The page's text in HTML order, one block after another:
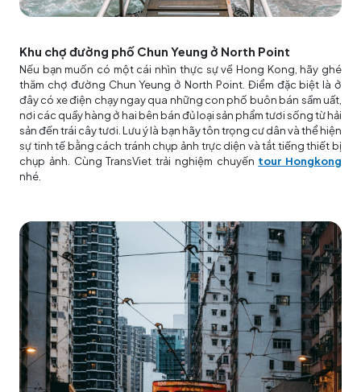
Khu chợ đường phố Chun Yeung ở North Point
Nếu bạn muốn có một cái nhìn thực sự về Hong Kong, hãy ghé
thăm chợ đường Chun Yeung ở North Point. Điểm đặc biệt là ở
đây có xe điện chạy ngay qua những con phố buôn bán sầm uất,
nơi các quầy hàng ở hai bên bán đủ loại sản phẩm tươi sống từ hải
sản đến trái cây tươi. Lưu ý là bạn hãy tôn trọng cư dân và thể hiện
sự tinh tế bằng cách tránh chụp ảnh trực diện và tắt tiếng thiết bị
chụp ảnh. Cùng TransViet trải nghiệm chuyến tour Hongkong
nhé.